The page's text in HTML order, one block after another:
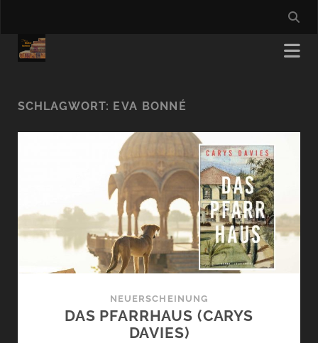
SCHLAGWORT: EVA BONNÉ
NEUERSCHEINUNG
DAS PFARRHAUS (CARYS
DAVIES)